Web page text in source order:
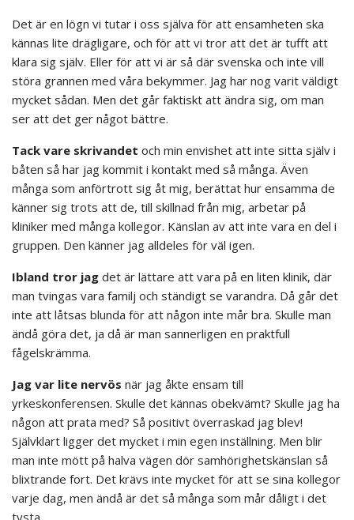
Det är en lögn vi tutar i oss själva för att ensamheten ska
kännas lite drägligare, och för att vi tror att det är tufft att
klara sig själv. Eller för att vi är så där svenska och inte vill
störa grannen med våra bekymmer. Jag har nog varit väldigt
mycket sådan. Men det går faktiskt att ändra sig, om man
ser att det ger något bättre.
Tack vare skrivandet och min envishet att inte sitta själv i
båten så har jag kommit i kontakt med så många. Även
många som anförtrott sig åt mig, berättat hur ensamma de
känner sig trots att de, till skillnad från mig, arbetar på
kliniker med många kollegor. Känslan av att inte vara en del i
gruppen. Den känner jag alldeles för väl igen.
Ibland tror jag det är lättare att vara på en liten klinik, där
man tvingas vara familj och ständigt se varandra. Då går det
inte att låtsas blunda för att någon inte mår bra. Skulle man
ändå göra det, ja då är man sannerligen en praktfull
fågelskrämma.
Jag var lite nervös när jag åkte ensam till
yrkeskonferensen. Skulle det kännas obekvämt? Skulle jag ha
någon att prata med? Så positivt överraskad jag blev!
Självklart ligger det mycket i min egen inställning. Men blir
man inte mött på halva vägen dör samhörighetskänslan så
blixtrande fort. Det krävs inte mycket för att se sina kollegor
varje dag, men ändå är det så många som mår dåligt i det